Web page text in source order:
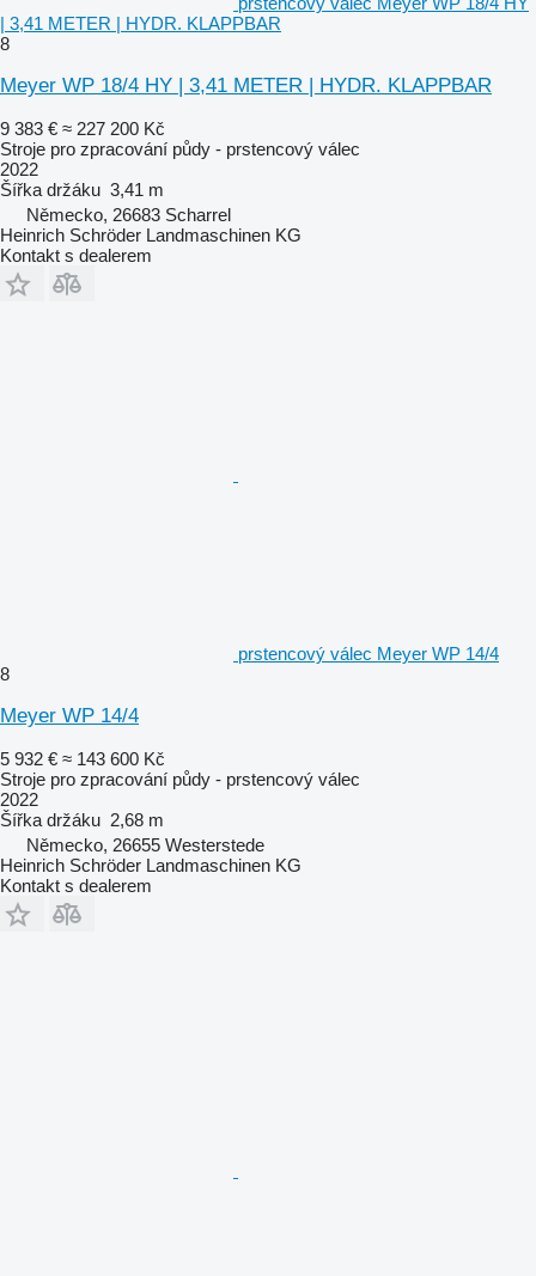
| 3,41 METER | HYDR. KLAPPBAR
8
Meyer WP 18/4 HY | 3,41 METER | HYDR. KLAPPBAR
9 383 € ≈ 227 200 Kč
Stroje pro zpracování půdy - prstencový válec
2022
Šířka držáku 3,41 m
Německo, 26683 Scharrel
Heinrich Schröder Landmaschinen KG
Kontakt s dealerem
prstencový válec Meyer WP 14/4
8
Meyer WP 14/4
5 932 € ≈ 143 600 Kč
Stroje pro zpracování půdy - prstencový válec
2022
Šířka držáku 2,68 m
Německo, 26655 Westerstede
Heinrich Schröder Landmaschinen KG
Kontakt s dealerem